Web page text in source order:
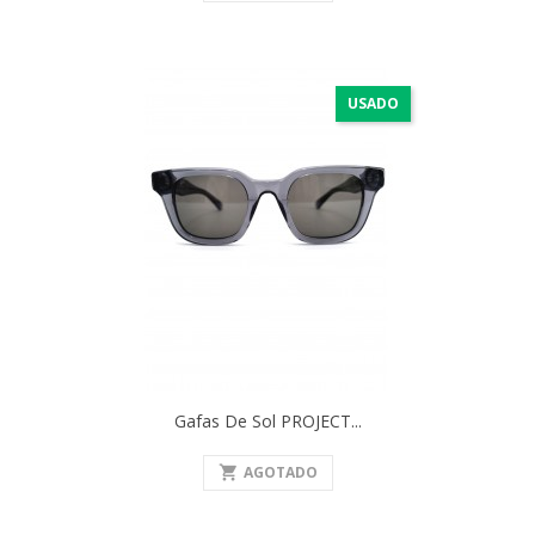
USADO
Gafas De Sol PROJECT...
shopping_cart AGOTADO